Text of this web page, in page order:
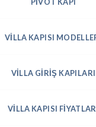
PIVOT KAPI
VILLA KAPISI
VILLA GIRIŞ KAPILARI
VILLA KAPISI